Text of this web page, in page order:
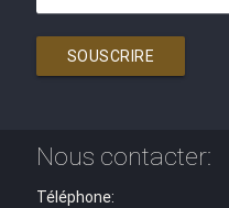
SOUSCRIRE
Nous contacter:
Téléphone: